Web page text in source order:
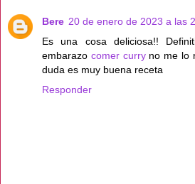
Bere 20 de enero de 2023 a las
Es una cosa deliciosa!!
embarazo comer curryno me lo
duda es muy buena receta
Responder